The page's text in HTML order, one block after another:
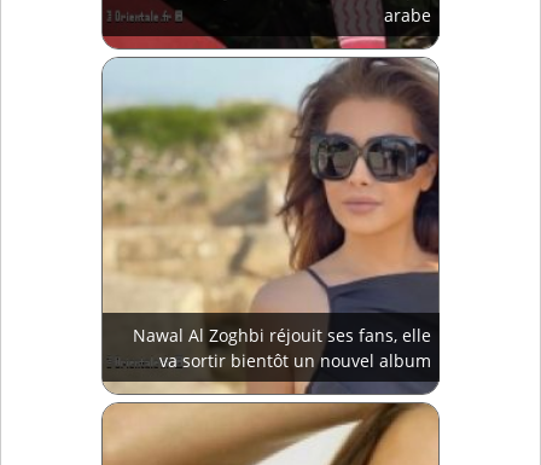
arabe
Nawal Al Zoghbi réjouit ses fans, elle
va sortir bientôt un nouvel album